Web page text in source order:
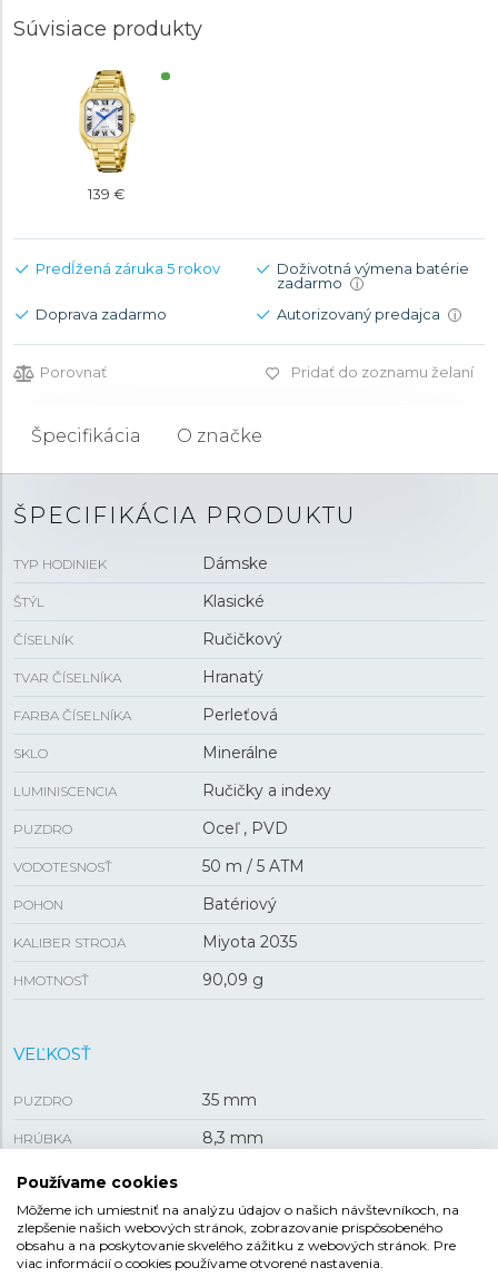
Súvisiace produkty
139 €
Predĺžená záruka 5 rokov
Doživotná výmena batérie
zadarmo
i
Doprava zadarmo Autorizovaný predajca i
Porovnať Pridať do zoznamu želaní
Špecifikácia O značke
ŠPECIFIKÁCIA PRODUKTU
TYP HODINIEK Dámske
ŠTÝL Klasické
ČÍSELNÍK Ručičkový
TVAR ČÍSELNÍKA Hranatý
FARBA ČÍSELNÍKA Perleťová
SKLO Minerálne
LUMINISCENCIA Ručičky a indexy
PUZDRO Oceľ , PVD
VODOTESNOSŤ 50 m / 5 ATM
POHON Batériový
KALIBER STROJA Miyota 2035
HMOTNOSŤ 90,09 g
VEĽKOSŤ
PUZDRO 35 mm
HRÚBKA 8,3 mm
REMIENOK
MATERIÁL REMIENKA Oceľ s povrchovou úpravou
Používame cookies
Môžeme ich umiestniť na analýzu údajov o našich návštevníkoch, na
zlepšenie našich webových stránok, zobrazovanie prispôsobeného
obsahu a na poskytovanie skvelého zážitku z webových stránok. Pre
viac informácií o cookies používame otvorené nastavenia.